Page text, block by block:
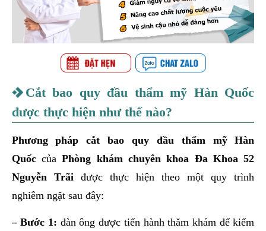
Cắt bao quy đầu thẩm mỹ Hàn Quốc
được thực hiện như thế nào?
Phương pháp cắt bao quy đầu thẩm mỹ Hàn
QuốccủaPhòng khám chuyên khoa Đa Khoa 52
Nguyễn Trãi được thực hiện theo một quy trình
nghiêm ngặt sau đây:
– Bước 1: đàn ông được tiến hành thăm khám để kiểm